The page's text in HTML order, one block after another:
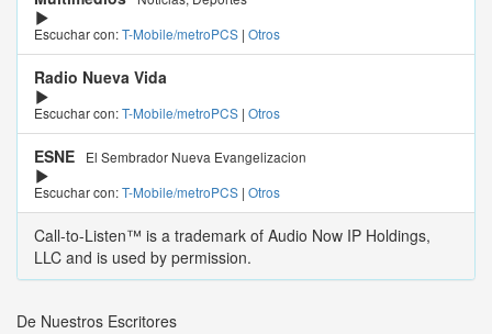
Escuchar con:T-Mobile/metroPCS | Otros
Radio Nueva Vida
Escuchar con:T-Mobile/metroPCS | Otros
ESNE
El Sembrador Nueva Evangelizacion
Escuchar con:T-Mobile/metroPCS | Otros
Call-to-Listen™ is a trademark of Audio Now IP Holdings,
LLC and is used by permission.
De Nuestros Escritores